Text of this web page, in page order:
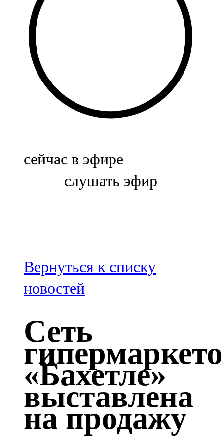
Балык бистәсе
104,9 FM
Баулы
107,5 FM
Биләр
Болгар
100,3 FM
Зәй
106,6 FM
Кадыбаш
105,2 FM
Казан
91,5 FM
Кайбыч
106,1 FM
сейчас в эфире
слушать эфир
Вернуться к списку
новостей
Сеть
«Бахетле»
выставлена
на продажу